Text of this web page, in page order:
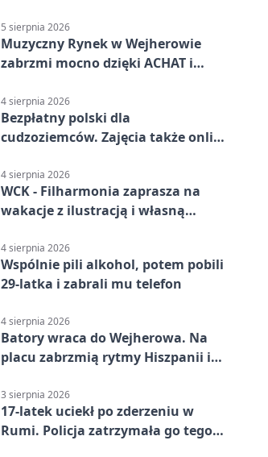
5 sierpnia 2026
Muzyczny Rynek w Wejherowie
zabrzmi mocno dzięki ACHAT i
4 sierpnia 2026
Bezpłatny polski dla
cudzoziemców. Zajęcia także online
4 sierpnia 2026
WCK - Filharmonia zaprasza na
wakacje z ilustracją i własną
4 sierpnia 2026
Wspólnie pili alkohol, potem pobili
29-latka i zabrali mu telefon
4 sierpnia 2026
Batory wraca do Wejherowa. Na
placu zabrzmią rytmy Hiszpanii i
3 sierpnia 2026
17-latek uciekł po zderzeniu w
Rumi. Policja zatrzymała go tego